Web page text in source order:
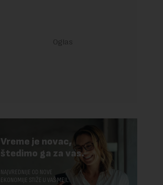
Vreme je novac,
štedimo ga za vas.
NAJVREDNIJE OD NOVE
EKONOMIJE STIŽE U VAŠ MEJL.